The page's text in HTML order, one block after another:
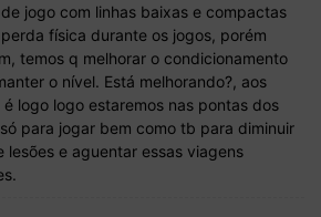
jogo com linhas baixas e compactas
física durante os jogos, porém
temos q melhorar o condicionamento
o nível. Está melhorando?, aos
é logo logo estaremos nas pontas dos
para jogar bem como tb para diminuir
lesões e aguentar essas viagens